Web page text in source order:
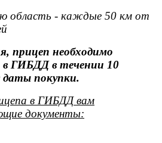
область - каждые 50 км от
прицеп необходимо
ГИБДД в течении 10
даты покупки.
в ГИБДД вам
документы: